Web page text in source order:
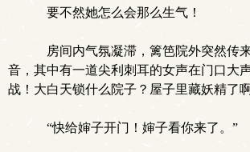
要不然她怎么会那么生气！
房间内气氛凝滞，篱笆院外突然传
音，其中有一道尖利刺耳的女声在门口大
战！大白天锁什么院子？屋子里藏妖精了
“快给婶子开门！婶子看你来了。”